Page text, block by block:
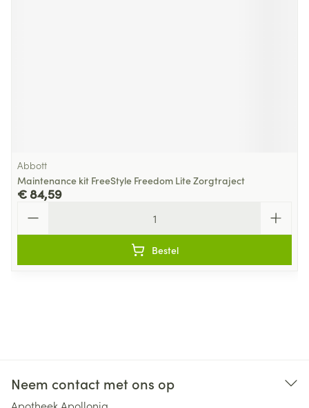
Abbott
Maintenance kit FreeStyle Freedom Lite Zorgtraject
€ 84,59
Bestel
Neem contact met ons op